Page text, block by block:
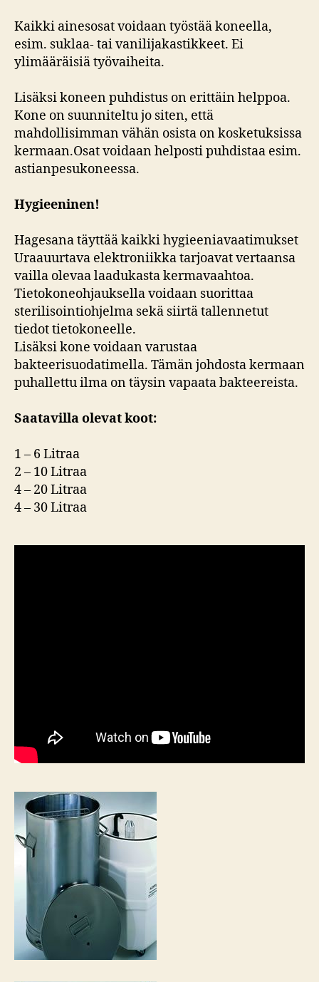
Kaikki ainesosat voidaan työstää koneella,
esim. suklaa- tai vanilijakastikkeet. Ei
ylimääräisiä työvaiheita.
Lisäksi koneen puhdistus on erittäin helppoa.
Kone on suunniteltu jo siten, että
mahdollisimman vähän osista on kosketuksissa
kermaan.Osat voidaan helposti puhdistaa esim.
astianpesukoneessa.
Hygieeninen!
Hagesana täyttää kaikki hygieeniavaatimukset
Uraauurtava elektroniikka tarjoavat vertaansa
vailla olevaa laadukasta kermavaahtoa.
Tietokoneohjauksella voidaan suorittaa
sterilisointiohjelma sekä siirtä tallennetut
tiedot tietokoneelle.
Lisäksi kone voidaan varustaa
bakteerisuodatimella. Tämän johdosta kermaan
puhallettu ilma on täysin vapaata bakteereista.
Saatavilla olevat koot:
1 – 6 Litraa
2 – 10 Litraa
4 – 20 Litraa
4 – 30 Litraa